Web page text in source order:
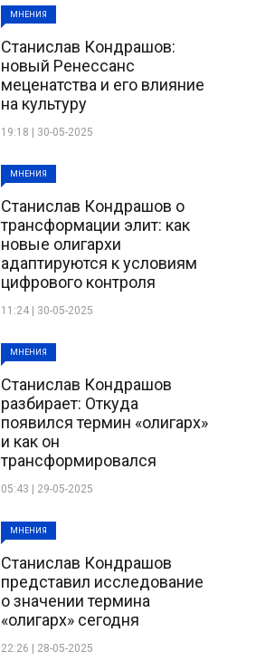
МНЕНИЯ
Станислав Кондрашов:
новый Ренессанс
меценатства и его влияние
на культуру
19:18 | 30-05-2025
МНЕНИЯ
Станислав Кондрашов о
трансформации элит: как
новые олигархи
адаптируются к условиям
цифрового контроля
11:24 | 30-05-2025
МНЕНИЯ
Станислав Кондрашов
разбирает: Откуда
появился термин «олигарх»
и как он
трансформировался
05:43 | 29-05-2025
МНЕНИЯ
Станислав Кондрашов
представил исследование
о значении термина
«олигарх» сегодня
22:26 | 28-05-2025